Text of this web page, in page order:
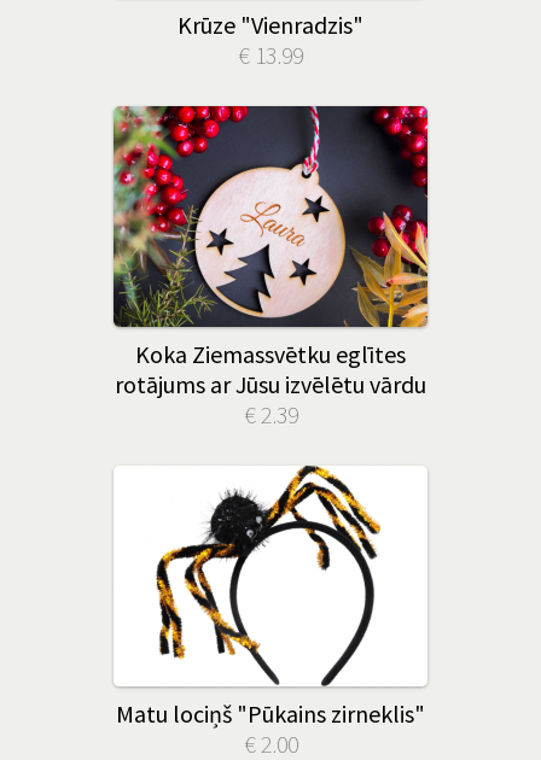
Krūze "Vienradzis"
€ 13.99
Koka Ziemassvētku eglītes
rotājums ar Jūsu izvēlētu vārdu
€ 2.39
Matu lociņš "Pūkains zirneklis"
€ 2.00